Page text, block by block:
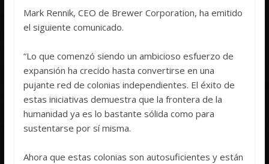
Mark Rennik, CEO de Brewer Corporation, ha emitido
el siguiente comunicado.
“Lo que comenzó siendo un ambicioso esfuerzo de
expansión ha crecido hasta convertirse en una
pujante red de colonias independientes. El éxito de
estas iniciativas demuestra que la frontera de la
humanidad ya es lo bastante sólida como para
sustentarse por sí misma.
Ahora que estas colonias son autosuficientes y están